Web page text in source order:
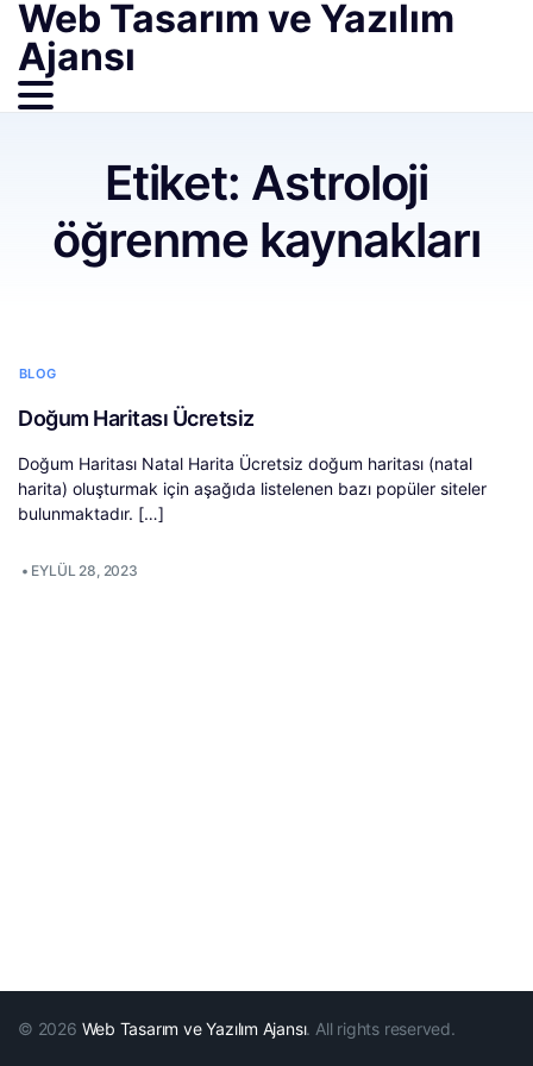
Web Tasarım ve Yazılım
Ajansı
Etiket: Astroloji
öğrenme kaynakları
BLOG
Doğum Haritası Ücretsiz
Doğum Haritası Natal Harita Ücretsiz doğum haritası (natal
harita) oluşturmak için aşağıda listelenen bazı popüler siteler
bulunmaktadır. […]
• EYLÜL 28, 2023
© 2026 Web Tasarım ve Yazılım Ajansı. All rights reserved.